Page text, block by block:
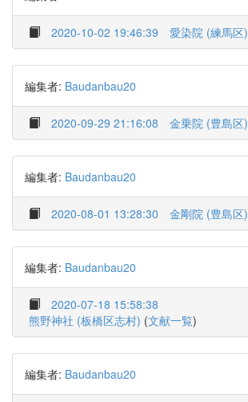
2020-10-02 19:46:39 愛染院 (練馬区)
編集者: Baudanbau20
2020-09-29 21:16:08 金乗院 (豊島区)
編集者: Baudanbau20
2020-08-01 13:28:30 金剛院 (豊島区)
編集者: Baudanbau20
2020-07-18 15:58:38
熊野神社 (板橋区志村) (文献一覧)
編集者: Baudanbau20